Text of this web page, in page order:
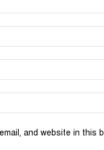
and website in this